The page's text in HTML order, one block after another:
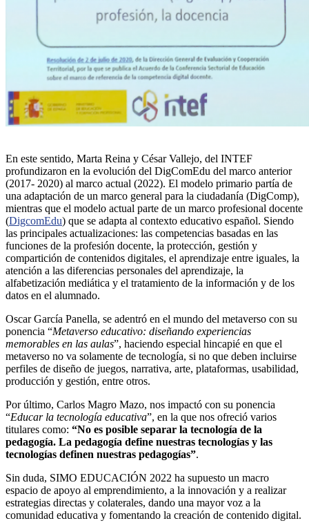
En este sentido, Marta Reina y César Vallejo, del INTEF
profundizaron en la evolución del DigComEdu del marco anterior
(2017- 2020) al marco actual (2022). El modelo primario partía de
una adaptación de un marco general para la ciudadanía (DigComp),
mientras que el modelo actual parte de un marco profesional docente
(DigcomEdu) que se adapta al contexto educativo español. Siendo
las principales actualizaciones: las competencias basadas en las
funciones de la profesión docente, la protección, gestión y
compartición de contenidos digitales, el aprendizaje entre iguales, la
atención a las diferencias personales del aprendizaje, la
alfabetización mediática y el tratamiento de la información y de los
datos en el alumnado.
Oscar García Panella, se adentró en el mundo del metaverso con su
ponencia “Metaverso educativo: diseñando experiencias
memorables en las aulas”, haciendo especial hincapié en que el
metaverso no va solamente de tecnología, si no que deben incluirse
perfiles de diseño de juegos, narrativa, arte, plataformas, usabilidad,
producción y gestión, entre otros.
Por último, Carlos Magro Mazo, nos impactó con su ponencia
“Educar la tecnología educativa”, en la que nos ofreció varios
titulares como: “No es posible separar la tecnología de la
pedagogía. La pedagogía define nuestras tecnologías y las
tecnologías definen nuestras pedagogías”.
Sin duda, SIMO EDUCACIÓN 2022 ha supuesto un macro
espacio de apoyo al emprendimiento, a la innovación y a realizar
estrategias directas y colaterales, dando una mayor voz a la
comunidad educativa y fomentando la creación de contenido digital.